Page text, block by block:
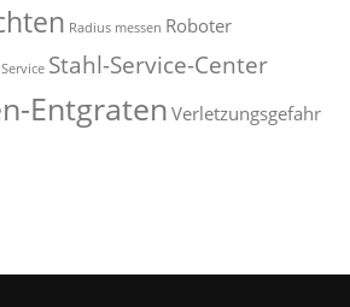
Radius messen Roboter
Service Stahl-Service-Center
EntgratenVerletzungsgefahr